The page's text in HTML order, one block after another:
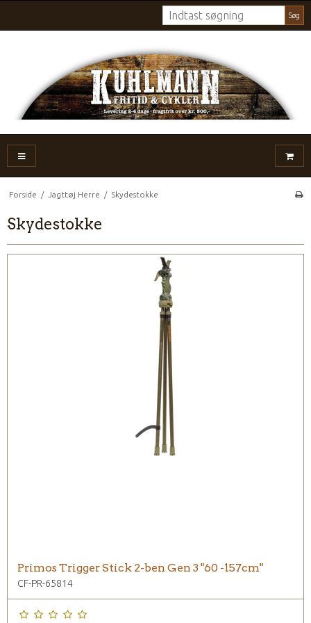
Søg
Forside / Jagttøj Herre / Skydestokke
Skydestokke
Primos Trigger Stick 2-ben Gen 3 "60 -157cm"
CF-PR-65814